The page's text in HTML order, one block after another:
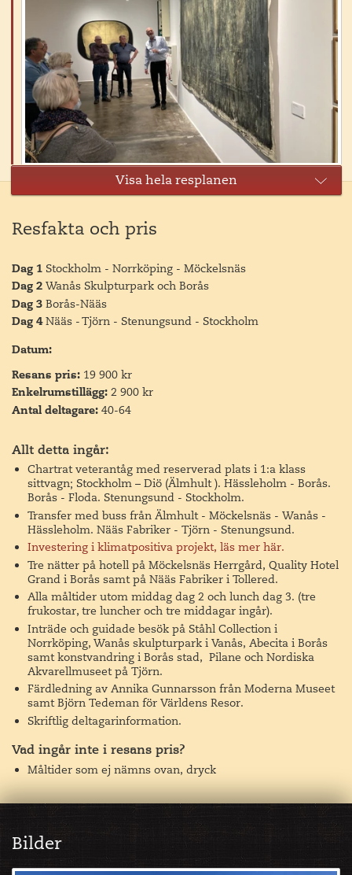
Dag 2
Wanås Skulpturpark och Borås
Efter frukost och utcheckning väntar en bussresa till
Wanås konstpark. Den internationella skulpturparken
etablerades vid Vanås Slott redan 1987 och har successivt
etablerat sig som Sveriges främsta skulpturpark och är
idag en internationellt angelägen konsthändelse.
I skulpturparken finns ett sjuttiotal platsspecifika
konstverk av bland annat Ann Hamilton, Jenny Holzer,
Yoko Ono, Maria Abramovic, Nathalie Djurberg och
Anthony Gormley för att bara nämna några. Påfallande
många verk har skapats för att riktigt smälta in i
omgivningen och bli en del av naturen. Här finns fina
bokskogar, en vacker sjö och gamla fina stenmurar som
ger parken en mycket speciell atmosfär. Väldigt många av
verken har också en hög grad av interaktivitet där det går
att klättra på dem eller sitta på dem. Skulpturparken är
fantastiskt barnvänlig.
konstguiderna berättar om.
Vi får en guidad visning av skulpturparken i 90 minuter.
Det blir därefter egen tid till att se mer av konsten här. Vår
guidade visning tar oss med längs den kortare av de två
promenadslingor som konsten är utplacerade längs. Vi ser
eller på egen hand som ni själva önskar.
Visa hela resplanen
Resfakta och pris
Dag 1 Stockholm - Norrköping - Möckelsnäs
Dag 2 Wanås Skulpturpark och Borås
Dag 3 Borås-Nääs
Dag 4 Nääs - Tjörn - Stenungsund - Stockholm
Datum:
Resans pris: 19 900 kr
Enkelrumstillägg: 2 900 kr
Antal deltagare: 40-64
Allt detta ingår:
Chartrat veterantåg med reserverad plats i 1:a klass
sittvagn; Stockholm – Diö (Älmhult ). Hässleholm - Borås.
Borås - Floda. Stenungsund - Stockholm.
Transfer med buss från Älmhult - Möckelsnäs - Wanås -
Hässleholm. Nääs Fabriker - Tjörn - Stenungsund.
Investering i klimatpositiva projekt, läs mer här.
Tre nätter på hotell på Möckelsnäs Herrgård, Quality Hotel
Grand i Borås samt på Nääs Fabriker i Tollered.
Alla måltider utom middag dag 2 och lunch dag 3. (tre
frukostar, tre luncher och tre middagar ingår).
Inträde och guidade besök på Ståhl Collection i
Norrköping, Wanås skulpturpark i Vanås, Abecita i Borås
samt konstvandring i Borås stad, Pilane och Nordiska
Akvarellmuseet på Tjörn.
Färdledning av Annika Gunnarsson från Moderna Museet
samt Björn Tedeman för Världens Resor.
Skriftlig deltagarinformation.
Vad ingår inte i resans pris?
Måltider som ej nämns ovan, dryck
Bilder